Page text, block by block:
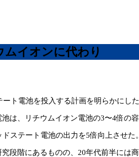
イオンに代わり
ト電池を投入する計画を明らかにした
、リチウムイオン電池の3〜4倍の
ステート電池の出力を5倍向上させた。
階にあるものの、20年代前半には